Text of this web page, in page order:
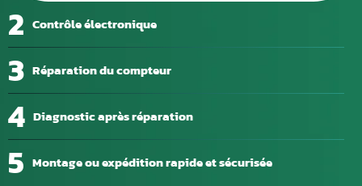
2 Contrôle électronique
3 Réparation du compteur
4 Diagnostic après réparation
5 Montage ou expédition rapide et sécurisée